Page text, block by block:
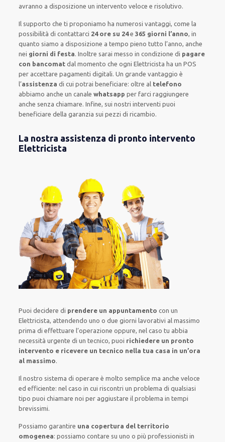
avranno a disposizione un interventoveloce e risolutivo.
Il supporto che tiproponiamo ha numerosi vantaggi, come la
possibilità di contattarci 24 ore su 24e 365 giorni l’anno, in
quanto siamo a disposizione a tempo pieno tutto l’anno, anche
nei giorni di festa.Inoltre sarai messo in condizione di pagare
con bancomat dal momento che ogni Elettricista haun POS
per accettare pagamentidigitali.Un grande vantaggio è
l’assistenza di cui potrai beneficiare: oltre al telefono
abbiamo anche uncanale whatsappper farci raggiungere
anche senza chiamare.Infine, sui nostri interventi puoi
beneficiare dellagaranzia sui pezzi di ricambio.
La nostra assistenza di pronto intervento
Elettricista
Puoi decidere di prendere un appuntamento con un
Elettricista, attendendouno o due giorni lavorativi al massimo
prima dieffettuare l’operazione oppure, nel caso tu abbia
necessità urgente di un tecnico, puoi richiedere un pronto
intervento e ricevere un tecnico nella tua casa in un’ora
al massimo.
Il nostro sistema di operare èmolto semplice ma anche veloce
ed efficiente: nel caso in cuiriscontriun problema di qualsiasi
tipo puoi chiamare noi per aggiustare ilproblema in tempi
brevissimi.
Possiamo garantire una copertura del territorio
omogenea:possiamo contare su uno o piùprofessionisti in